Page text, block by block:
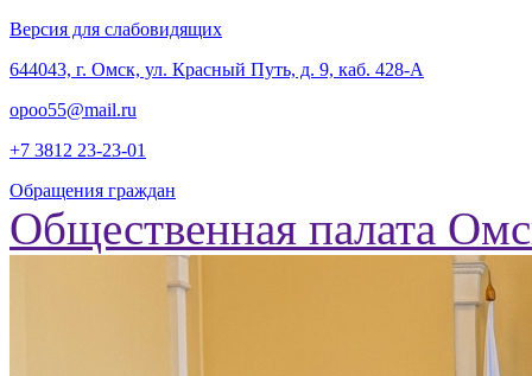
Версия для слабовидящих
‎644043, г. Омск, ул. Красный Путь, д. 9, каб. 428-А
opoo55@mail.ru
+7 3812 23-23-01
Обращения граждан
Общественная палата